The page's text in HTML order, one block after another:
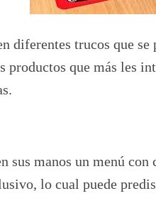
diferentes trucos que
productos que más les
sus manos un menú
lo cual puede